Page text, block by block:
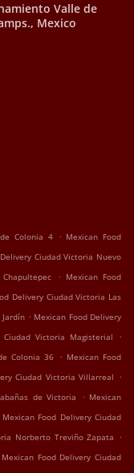
Valle de
Mexico
Colonia 4 . Mexican Food
Ciudad Victoria Nuevo
. Mexican Food
Delivery Ciudad Victoria Las
. Mexican Food Delivery
Victoria Magisterial
.
Colonia 36 . Mexican Food
Ciudad Victoria Villarreal .
de Victoria
. Mexican
Mexican Food Delivery Ciudad
Norberto Treviño Zapata .
Mexican Food Delivery Ciudad